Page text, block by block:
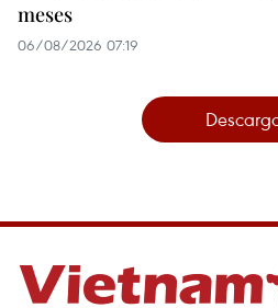
meses
06/08/2026 07:19